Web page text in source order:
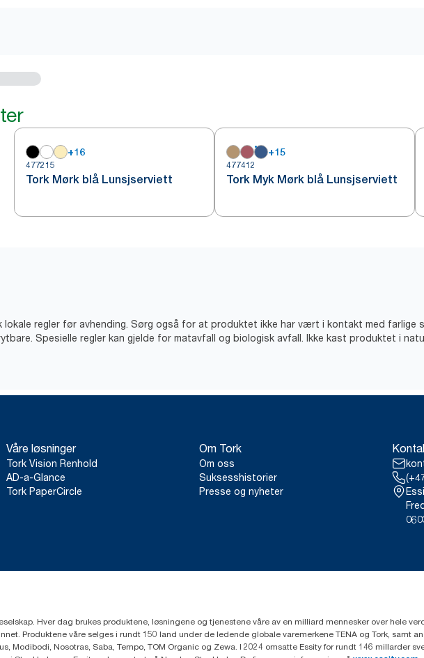
+16
477215
Tork Mørk blå Lunsjserviett
+15
477412
Tork Myk Mørk blå Lunsjserviett
lokale regler før avhending. Sørg også for at produktet ikke har vært i kontakt med farlige
Spesielle regler kan gjelde for matavfall og biologisk avfall. Ikke kast produktet i
Våre løsninger
Tork Vision Renhold
AD-a-Glance
Tork PaperCircle
Om Tork
Om oss
Suksesshistorier
Presse og nyheter
Hver dag brukes produktene, løsningene og tjenestene våre av en milliard mennesker over hele
Produktene våre selges i rundt 150 land under de ledende globale varemerkene TENA og Tork, samt
Modibodi, Nosotras, Saba, Tempo, TOM Organic og Zewa. I 2024 omsatte Essity for rundt 146 millarder